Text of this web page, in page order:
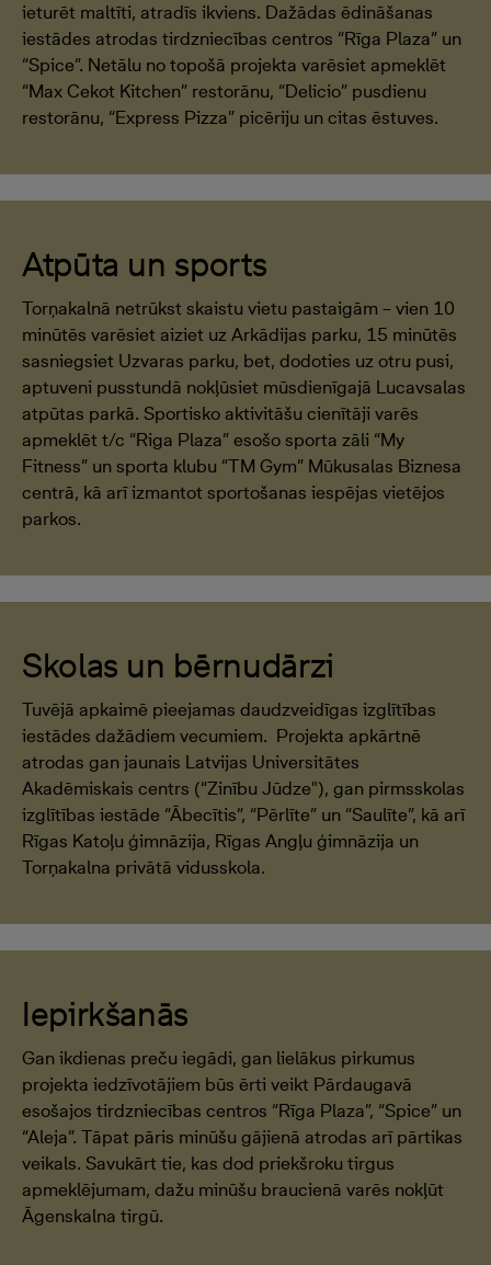
ieturēt maltīti, atradīs ikviens. Dažādas ēdināšanas
iestādes atrodas tirdzniecības centros “Rīga Plaza” un
“Spice”. Netālu no topošā projekta varēsiet apmeklēt
“Max Cekot Kitchen” restorānu, “Delicio” pusdienu
restorānu, “Express Pizza” picēriju un citas ēstuves.
Atpūta un sports
Torņakalnā netrūkst skaistu vietu pastaigām – vien 10
minūtēs varēsiet aiziet uz Arkādijas parku, 15 minūtēs
sasniegsiet Uzvaras parku, bet, dodoties uz otru pusi,
aptuveni pusstundā nokļūsiet mūsdienīgajā Lucavsalas
atpūtas parkā. Sportisko aktivitāšu cienītāji varēs
apmeklēt t/c “Riga Plaza” esošo sporta zāli “My
Fitness” un sporta klubu “TM Gym” Mūkusalas Biznesa
centrā, kā arī izmantot sportošanas iespējas vietējos
parkos.
Skolas un bērnudārzi
Tuvējā apkaimē pieejamas daudzveidīgas izglītības
iestādes dažādiem vecumiem. Projekta apkārtnē
atrodas gan jaunais Latvijas Universitātes
Akadēmiskais centrs (“Zinību Jūdze"), gan pirmsskolas
izglītības iestāde “Ābecītis”, “Pērlīte” un “Saulīte”, kā arī
Rīgas Katoļu ģimnāzija, Rīgas Angļu ģimnāzija un
Torņakalna privātā vidusskola.
Iepirkšanās
Gan ikdienas preču iegādi, gan lielākus pirkumus
projekta iedzīvotājiem būs ērti veikt Pārdaugavā
esošajos tirdzniecības centros “Rīga Plaza”, “Spice” un
“Aleja”. Tāpat pāris minūšu gājienā atrodas arī pārtikas
veikals. Savukārt tie, kas dod priekšroku tirgus
apmeklējumam, dažu minūšu braucienā varēs nokļūt
Āgenskalna tirgū.